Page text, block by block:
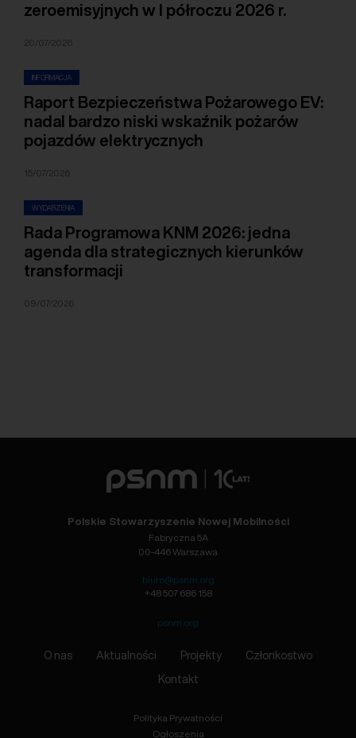
zeroemisyjnych w I półroczu 2026 r.
20/07/2026
INFORMACJA
Raport Bezpieczeństwa Pożarowego EV:
nadal bardzo niski wskaźnik pożarów
pojazdów elektrycznych
15/07/2026
WYDARZENIA
Rada Programowa KNM 2026: jedna
agenda dla strategicznych kierunków
transformacji
09/07/2026
Polskie Stowarzyszenie Nowej Mobilności
Fabryczna 5A
00-446 Warszawa
biuro@psnm.org
+48 507 686 158
psnm.org
O nas Aktualności Projekty Członkostwo
Kontakt
Polityka Prywatności
Ogłoszenia